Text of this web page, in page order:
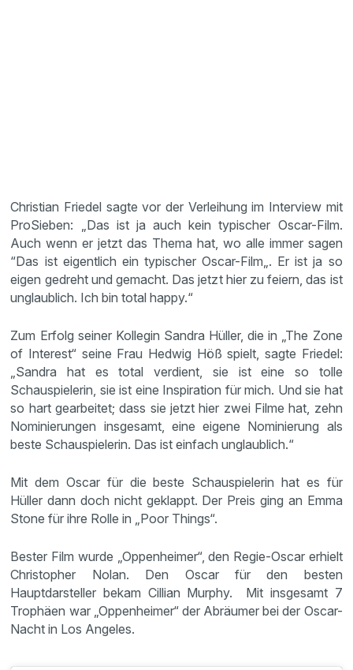
Christian Friedel sagte vor der Verleihung im Interview mit
ProSieben: „Das ist ja auch kein typischer Oscar-Film.
Auch wenn er jetzt das Thema hat, wo alle immer sagen
“Das ist eigentlich ein typischer Oscar-Film„. Er ist ja so
eigen gedreht und gemacht. Das jetzt hier zu feiern, das ist
unglaublich. Ich bin total happy.“
Zum Erfolg seiner Kollegin Sandra Hüller, die in „The Zone
of Interest“ seine Frau Hedwig Höß spielt, sagte Friedel:
„Sandra hat es total verdient, sie ist eine so tolle
Schauspielerin, sie ist eine Inspiration für mich. Und sie hat
so hart gearbeitet; dass sie jetzt hier zwei Filme hat, zehn
Nominierungen insgesamt, eine eigene Nominierung als
beste Schauspielerin. Das ist einfach unglaublich.“
Mit dem Oscar für die beste Schauspielerin hat es für
Hüller dann doch nicht geklappt. Der Preis ging an Emma
Stone für ihre Rolle in „Poor Things“.
Bester Film wurde „Oppenheimer“, den Regie-Oscar erhielt
Christopher Nolan. Den Oscar für den besten
Hauptdarsteller bekam Cillian Murphy. Mit insgesamt 7
Trophäen war „Oppenheimer“ der Abräumer bei der Oscar-
Nacht in Los Angeles.